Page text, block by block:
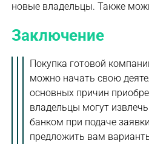
новые владельцы. Также
Заключение
Покупка готовой
можно начать свою
основных причин
владельцы могут
банком при подаче
предложить вам